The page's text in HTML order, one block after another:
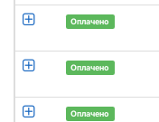
Оплачено
Оплачено
Оплачено